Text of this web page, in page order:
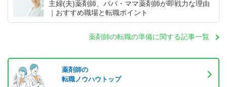
主婦(夫)薬剤師、パパ・ママ薬剤師が即戦力な理由
｜おすすめ職場と転職ポイント
薬剤師の転職の準備に関する記事一覧
薬剤師の
転職ノウハウトップ